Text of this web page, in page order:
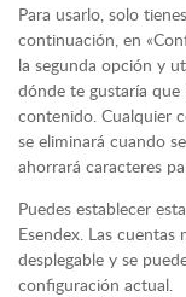
Para usarlo, solo
continuación, en
la segunda opción y
dónde te gustaría
contenido. Cualquier
se eliminará cuando
ahorrará caracteres
Puedes establecer
Esendex. Las
desplegable y se
configuración actual.